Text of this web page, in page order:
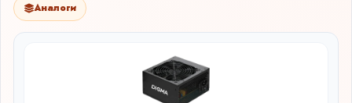
Аналоги